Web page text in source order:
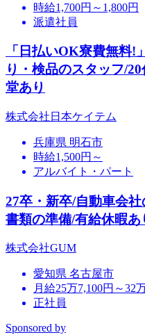
時給1,700円～1,800円
派遣社員
「日払いOK寮費無料!
り・検品のスタッフ/
堂あり
株式会社日本ケイテム
兵庫県 明石市
時給1,500円～
アルバイト・パート
27卒・新卒/自動車会
書類の準備/有給休暇あ
株式会社GUM
愛知県 名古屋市
月給25万7,100円～32
正社員
Sponsored by